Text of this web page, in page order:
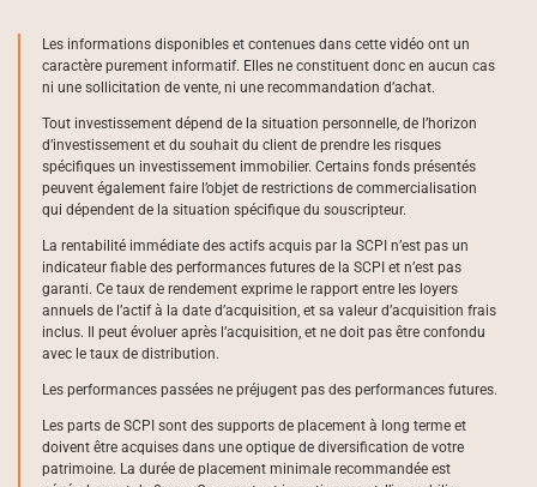
Les informations disponibles et contenues dans cette vidéo ont un
caractère purement informatif. Elles ne constituent donc en aucun cas
ni une sollicitation de vente, ni une recommandation d’achat.
Tout investissement dépend de la situation personnelle, de l’horizon
d’investissement et du souhait du client de prendre les risques
spécifiques un investissement immobilier. Certains fonds présentés
peuvent également faire l’objet de restrictions de commercialisation
qui dépendent de la situation spécifique du souscripteur.
La rentabilité immédiate des actifs acquis par la SCPI n’est pas un
indicateur fiable des performances futures de la SCPI et n’est pas
garanti. Ce taux de rendement exprime le rapport entre les loyers
annuels de l’actif à la date d’acquisition, et sa valeur d’acquisition frais
inclus. Il peut évoluer après l’acquisition, et ne doit pas être confondu
avec le taux de distribution.
Les performances passées ne préjugent pas des performances futures.
Les parts de SCPI sont des supports de placement à long terme et
doivent être acquises dans une optique de diversification de votre
patrimoine. La durée de placement minimale recommandée est